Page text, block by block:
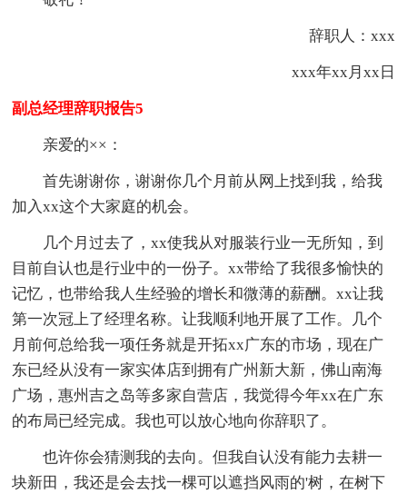
辞职人：xxx
xxx年xx月xx日
副总经理辞职报告5
亲爱的××：
首先谢谢你，谢谢你几个月前从网上找到我，给我
加入xx这个大家庭的机会。
几个月过去了，xx使我从对服装行业一无所知，到
目前自认也是行业中的一份子。xx带给了我很多愉快的
记忆，也带给我人生经验的增长和微薄的薪酬。xx让我
第一次冠上了经理名称。让我顺利地开展了工作。几个
月前何总给我一项任务就是开拓xx广东的市场，现在广
东已经从没有一家实体店到拥有广州新大新，佛山南海
广场，惠州吉之岛等多家自营店，我觉得今年xx在广东
的布局已经完成。我也可以放心地向你辞职了。
也许你会猜测我的去向。但我自认没有能力去耕一
块新田，我还是会去找一棵可以遮挡风雨的'树，在树下